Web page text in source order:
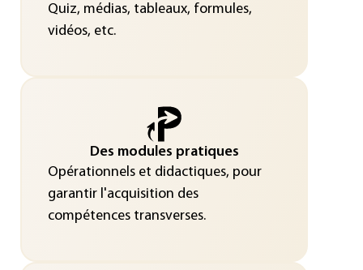
Quiz, médias, tableaux, formules,
vidéos, etc.
Des modules pratiques
Opérationnels et didactiques, pour
garantir l'acquisition des
compétences transverses.